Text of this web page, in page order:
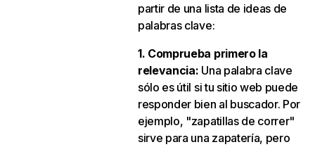
partir de una lista de ideas de
palabras clave:
1. Comprueba primero la
relevancia: Una palabra clave
sólo es útil si tu sitio web puede
responder bien al buscador. Por
ejemplo, "zapatillas de correr"
sirve para una zapatería, pero